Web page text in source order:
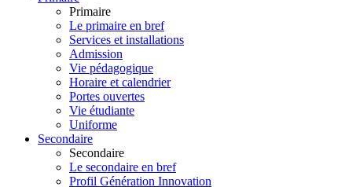
Primaire
Le primaire en bref
Services et installations
Admission
Vie pédagogique
Horaire et calendrier
Portes ouvertes
Vie étudiante
Uniforme
Secondaire
Secondaire
Le secondaire en bref
Profil Génération Innovation